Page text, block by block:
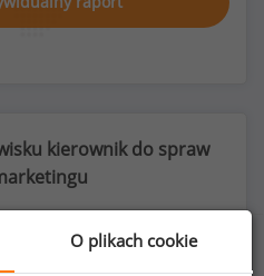
kierownik do spraw
O plikach cookie